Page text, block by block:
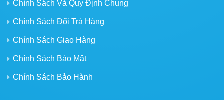
Chính Sách Và Quy Định Chung
Chính Sách Đổi Trả Hàng
Chính Sách Giao Hàng
Chính Sách Bảo Mật
Chính Sách Bảo Hành